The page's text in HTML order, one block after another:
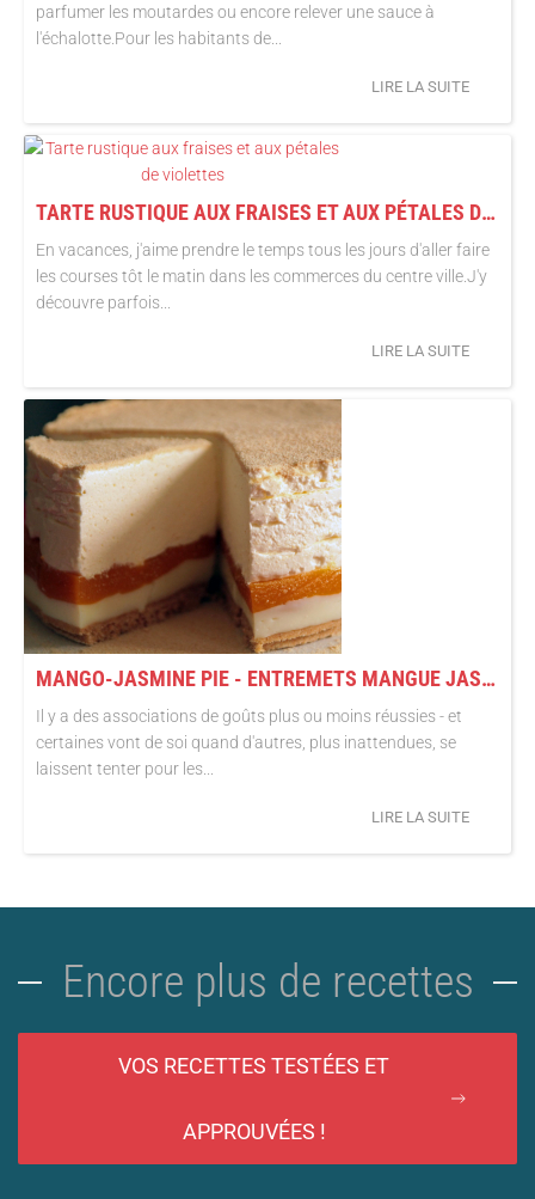
parfumer les moutardes ou encore relever une sauce à
l'échalotte.Pour les habitants de...
LIRE LA SUITE
TARTE RUSTIQUE AUX FRAISES ET AUX PÉTALES DE VIOLETTES
En vacances, j'aime prendre le temps tous les jours d'aller faire
les courses tôt le matin dans les commerces du centre ville.J'y
découvre parfois...
LIRE LA SUITE
MANGO-JASMINE PIE - ENTREMETS MANGUE JASMIN (FAÇON BANOFFEE PIE)
Il y a des associations de goûts plus ou moins réussies - et
certaines vont de soi quand d'autres, plus inattendues, se
laissent tenter pour les...
LIRE LA SUITE
Encore plus de recettes
VOS RECETTES TESTÉES ET
APPROUVÉES !